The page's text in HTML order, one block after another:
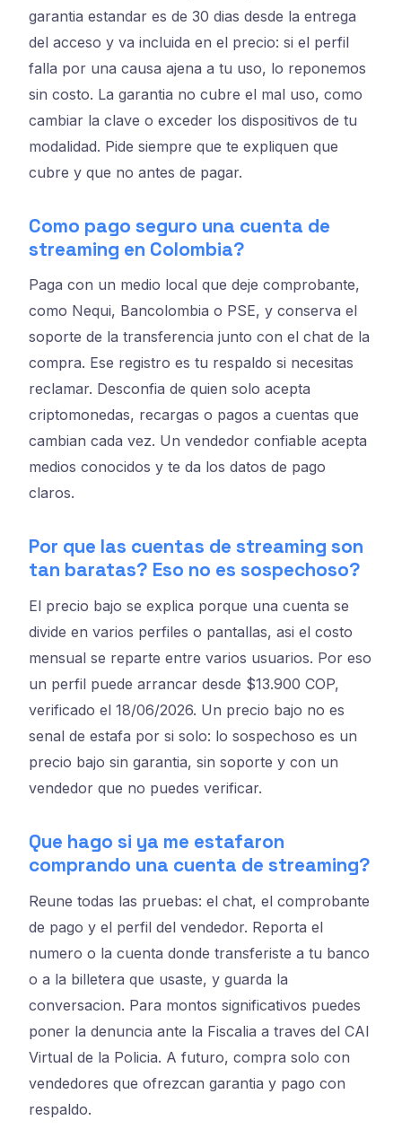
garantia estandar es de 30 dias desde la entrega
del acceso y va incluida en el precio: si el perfil
falla por una causa ajena a tu uso, lo reponemos
sin costo. La garantia no cubre el mal uso, como
cambiar la clave o exceder los dispositivos de tu
modalidad. Pide siempre que te expliquen que
cubre y que no antes de pagar.
Como pago seguro una cuenta de
streaming en Colombia?
Paga con un medio local que deje comprobante,
como Nequi, Bancolombia o PSE, y conserva el
soporte de la transferencia junto con el chat de la
compra. Ese registro es tu respaldo si necesitas
reclamar. Desconfia de quien solo acepta
criptomonedas, recargas o pagos a cuentas que
cambian cada vez. Un vendedor confiable acepta
medios conocidos y te da los datos de pago
claros.
Por que las cuentas de streaming son
tan baratas? Eso no es sospechoso?
El precio bajo se explica porque una cuenta se
divide en varios perfiles o pantallas, asi el costo
mensual se reparte entre varios usuarios. Por eso
un perfil puede arrancar desde $13.900 COP,
verificado el 18/06/2026. Un precio bajo no es
senal de estafa por si solo: lo sospechoso es un
precio bajo sin garantia, sin soporte y con un
vendedor que no puedes verificar.
Que hago si ya me estafaron
comprando una cuenta de streaming?
Reune todas las pruebas: el chat, el comprobante
de pago y el perfil del vendedor. Reporta el
numero o la cuenta donde transferiste a tu banco
o a la billetera que usaste, y guarda la
conversacion. Para montos significativos puedes
poner la denuncia ante la Fiscalia a traves del CAI
Virtual de la Policia. A futuro, compra solo con
vendedores que ofrezcan garantia y pago con
respaldo.